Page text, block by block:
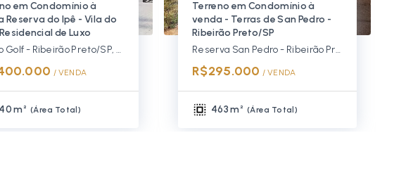
em Condomínio à
Reserva do Ipê - Vila do
de Luxo
Vila do Golf - Ribeirão Preto/SP, Zona Sul
/ VENDA
m² (Área Total )
Terreno em Condomínio à
venda - Terras de San Pedro -
Ribeirão Preto/SP
Reserva San Pedro - Ribeirão Preto/SP, Zona Sul
R$295.000 / VENDA
463 m² (Área Total )